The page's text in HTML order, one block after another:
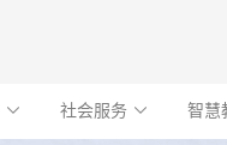
 社会服务  智慧